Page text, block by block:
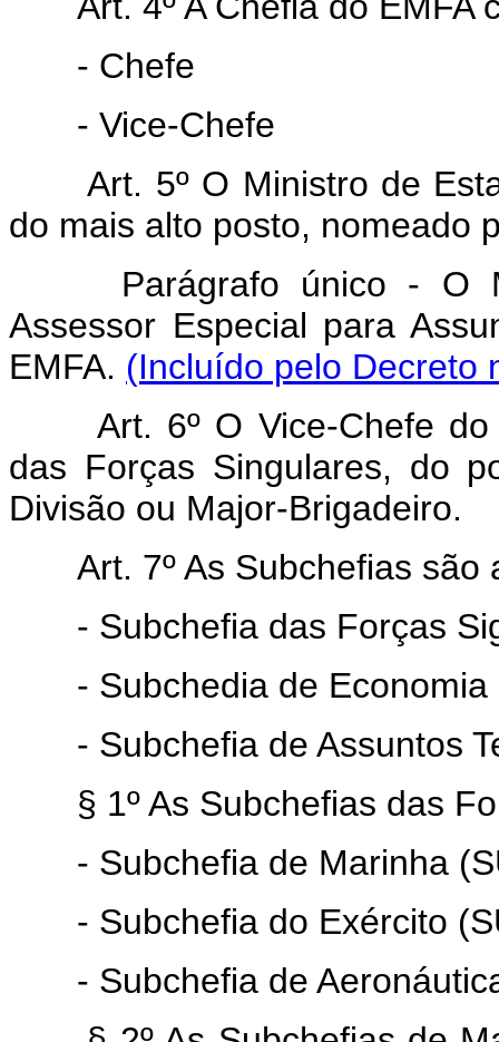
- Chefe
- Vice-Chefe
Art. 5º O Ministro de
do mais alto posto, nomeado
Parágrafo único - O
Assessor Especial para
EMFA. (Incluído pelo Decreto
Art. 6º O Vice-Chefe do
das Forças Singulares, do
Divisão ou Major-Brigadeiro.
Art. 7º As Subchefias são
- Subchefia das Forças
- Subchedia de Economia
- Subchefia de Assuntos
§ 1º As Subchefias das
- Subchefia de Marinha
- Subchefia do Exército
- Subchefia de